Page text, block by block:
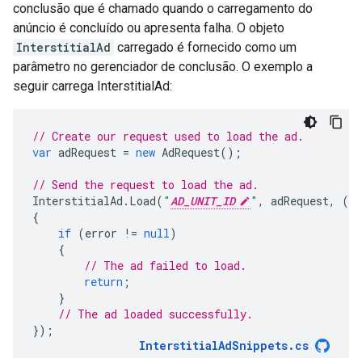
conclusão que é chamado quando o carregamento do
anúncio é concluído ou apresenta falha. O objeto
InterstitialAd carregado é fornecido como um
parâmetro no gerenciador de conclusão. O exemplo a
seguir carrega InterstitialAd:
// Create our request used to load the ad.
var adRequest = new AdRequest();
// Send the request to load the ad.
InterstitialAd . Load( "AD_UNIT_ID " , adRequest, (
{
if (error != null)
{
// The ad failed to load.
return ;
}
// The ad loaded successfully.
});
InterstitialAdSnippets. cs